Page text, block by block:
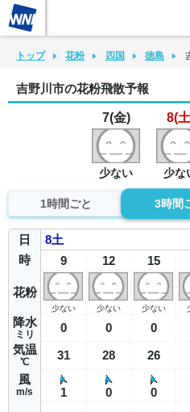
花粉カレンダー 花粉図鑑 花粉症
トップ 花粉 四国 徳島
吉野川市の花粉飛散予報
7(金)
少ない
8(
少な
1時間ごと 3時間
日
時
花粉
降水
ミリ
気温
℃
風
m/s
8土
9
少ない
0
31
1
12
少ない
0
28
0
15
少ない
0
26
0